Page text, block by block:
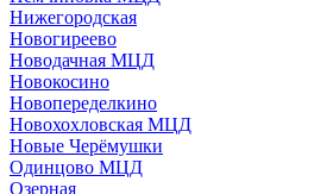
Нижегородская
Новогиреево
Новодачная МЦД
Новокосино
Новопеределкино
Новохохловская МЦД
Новые Черёмушки
Одинцово МЦД
Озерная